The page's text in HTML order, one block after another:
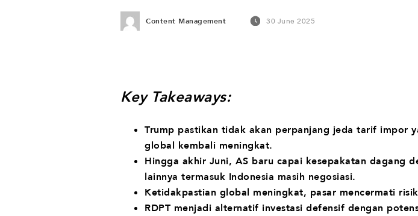
Content Management 30 June 2025
Key Takeaways:
Trump pastikan tidak akan perpanjang jeda tarif impor
global kembali meningkat.
Hingga akhir Juni, AS baru capai kesepakatan dagang
lainnya termasuk Indonesia masih negosiasi.
Ketidakpastian global meningkat, pasar mencermati
RDPT menjadi alternatif investasi defensif dengan